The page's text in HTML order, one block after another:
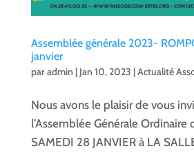
Assemblée générale 2023-
janvier
paradmin | Jan 10, 2023 |Actualité
Nous avons le plaisir de vous
l’Assemblée Générale Ordinaire
SAMEDI 28 JANVIER à LA